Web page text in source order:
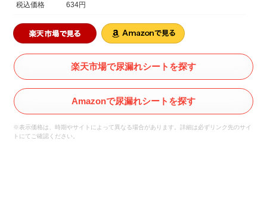
税込価格 634円
楽天市場で尿漏れシートを探す
Amazonで尿漏れシートを探す
※表示価格は、時期やサイトによって異なる場合があります。詳細は必ずリンク先のサイ
トにてご確認ください。